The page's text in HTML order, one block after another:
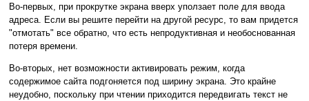
Во-первых, при прокрутке экрана вверх уползает поле для ввода
адреса. Если вы решите перейти на другой ресурс, то вам придется
"отмотать" все обратно, что есть непродуктивная и необоснованная
потеря времени.
Во-вторых, нет возможности активировать режим, когда
содержимое сайта подгоняется под ширину экрана. Это крайне
неудобно, поскольку при чтении приходится передвигать текст не